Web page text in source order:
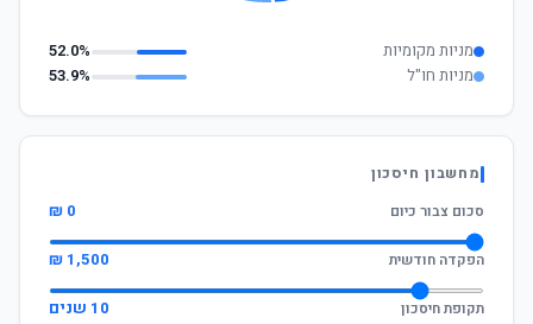
מניות מקומיות
52.0%
מניות חו"ל
53.9%
מחשבון חיסכון
סכום צבור כיום
0 ₪
הפקדה חודשית 1,500 ₪
תקופת חיסכון 10 שנים